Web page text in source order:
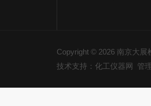
Copyright © 2026 南京大
技术支持：化工仪器网
管